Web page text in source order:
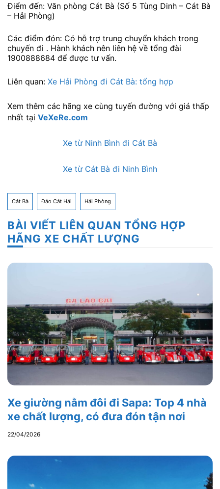
Điểm đến: Văn phòng Cát Bà (Số 5 Tùng Dinh – Cát Bà
– Hải Phòng)
Các điểm đón: Có hỗ trợ trung chuyển khách trong
chuyến đi . Hành khách nên liên hệ về tổng đài
1900888684 để được tư vấn.
Liên quan: Xe Hải Phòng đi Cát Bà: tổng hợp
Xem thêm các hãng xe cùng tuyến đường với giá thấp
nhất tại VeXeRe.com
Xe từ Ninh Bình đi Cát Bà
Xe từ Cát Bà đi Ninh Bình
Cát Bà Đảo Cát Hải Hải Phòng
BÀI VIẾT LIÊN QUAN TỔNG HỢP
HÃNG XE CHẤT LƯỢNG
Xe giường nằm đôi đi Sapa: Top 4 nhà
xe chất lượng, có đưa đón tận nơi
22/04/2026